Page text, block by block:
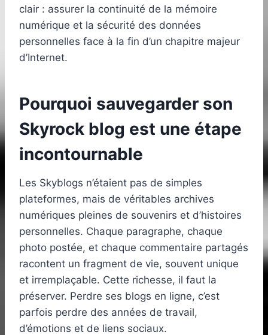
clair : assurer la continuité de la mémoire
numérique et la sécurité des données
personnelles face à la fin d’un chapitre majeur
d’Internet.
Pourquoi sauvegarder son
Skyrock blog est une étape
incontournable
Les Skyblogs n’étaient pas de simples
plateformes, mais de véritables archives
numériques pleines de souvenirs et d’histoires
personnelles. Chaque paragraphe, chaque
photo postée, et chaque commentaire partagés
racontent un fragment de vie, souvent unique
et irremplaçable. Cette richesse, il faut la
préserver. Perdre ses blogs en ligne, c’est
parfois perdre des années de travail,
d’émotions et de liens sociaux.